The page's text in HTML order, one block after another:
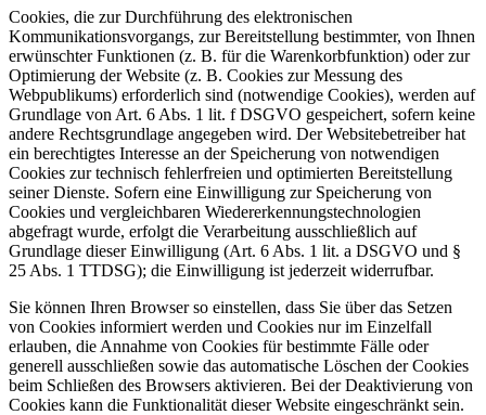
Cookies, die zur Durchführung des elektronischen
Kommunikationsvorgangs, zur Bereitstellung bestimmter, von Ihnen
erwünschter Funktionen (z. B. für die Warenkorbfunktion) oder zur
Optimierung der Website (z. B. Cookies zur Messung des
Webpublikums) erforderlich sind (notwendige Cookies), werden auf
Grundlage von Art. 6 Abs. 1 lit. f DSGVO gespeichert, sofern keine
andere Rechtsgrundlage angegeben wird. Der Websitebetreiber hat
ein berechtigtes Interesse an der Speicherung von notwendigen
Cookies zur technisch fehlerfreien und optimierten Bereitstellung
seiner Dienste. Sofern eine Einwilligung zur Speicherung von
Cookies und vergleichbaren Wiedererkennungstechnologien
abgefragt wurde, erfolgt die Verarbeitung ausschließlich auf
Grundlage dieser Einwilligung (Art. 6 Abs. 1 lit. a DSGVO und §
25 Abs. 1 TTDSG); die Einwilligung ist jederzeit widerrufbar.
Sie können Ihren Browser so einstellen, dass Sie über das Setzen
von Cookies informiert werden und Cookies nur im Einzelfall
erlauben, die Annahme von Cookies für bestimmte Fälle oder
generell ausschließen sowie das automatische Löschen der Cookies
beim Schließen des Browsers aktivieren. Bei der Deaktivierung von
Cookies kann die Funktionalität dieser Website eingeschränkt sein.